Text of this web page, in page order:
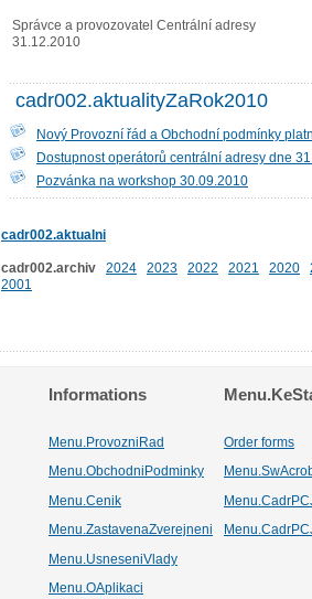
Správce a provozovatel Centrální adresy
31.12.2010
cadr002.aktualityZaRok2010
Nový Provozní řád a Obchodní podmínky
Dostupnost operátorů centrální adresy dne
Pozvánka na workshop 30.09.2010
cadr002.aktualni
cadr002.archiv 2024 2023 2022 2021 2020
2001
Informations
Menu.ProvozniRad Order forms
Menu.ObchodniPodminky
Menu.Cenik
Menu.ZastavenaZverejneni
Menu.UsneseniVlady
Menu.OAplikaci